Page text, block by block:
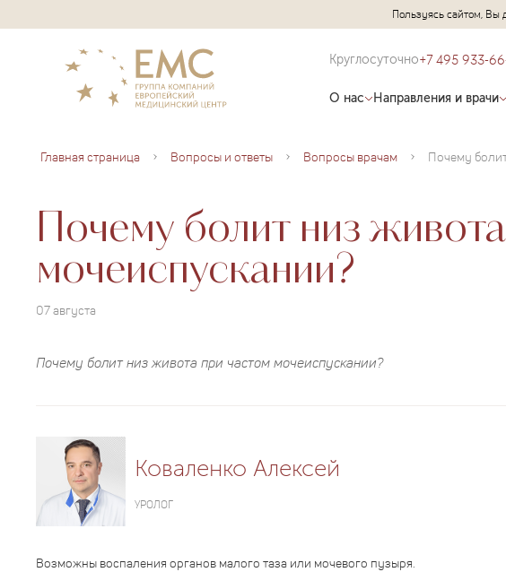
Пользуясь сайтом, Вы
Круглосуточно+7 495 933-
О нас Направления и врачи
Главная страница Вопросы и ответы Вопросы врачам
Почему болит низ
мочеиспускании?
07 августа
Почему болит низ живота при частом мочеиспускании?
Коваленко Алексей
УРОЛОГ
Возможны воспаления органов малого таза или мочевого пузыря.